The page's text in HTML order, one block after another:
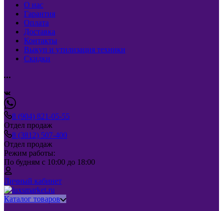
О нас
Гарантия
Оплата
Доставка
Контакты
Выкуп и утилизация техники
Скидки
8 (904) 821-05-55
Отдел продаж
8 (3812) 507-400
Отдел продаж
Режим работы:
По будням с 10:00 до 18:00
Личный кабинет
Каталог товаров